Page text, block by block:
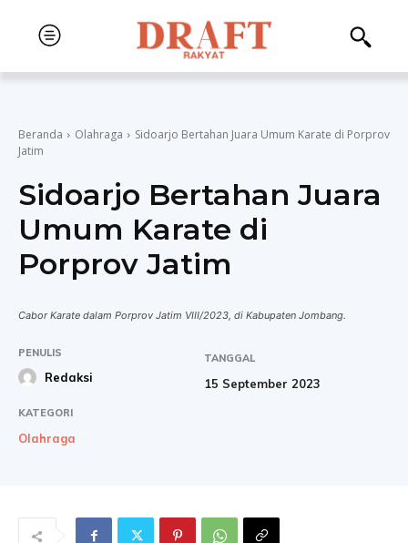
Beranda Olahraga
Sidoarjo Bertahan Juara Umum Karate di Porprov
Jatim
Sidoarjo Bertahan Juara
Umum Karate di
Porprov Jatim
Cabor Karate dalam Porprov Jatim VIII/2023, di Kabupaten Jombang.
PENULIS
Redaksi
TANGGAL
15 September 2023
KATEGORI
Olahraga